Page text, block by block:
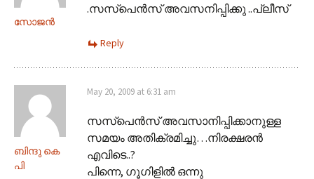
സോജന്‍
.സസ്പെന്‍സ് അവസനിപ്പിക്കു‌ ..പ്ലീസ്
Reply
ബിന്ദു കെ
പി
May 20, 2009 at 6:31 am
സസ്പെൻസ് അവസാനിപ്പിക്കാനുള്ള
സമയം അതിക്രമിച്ചു…നിരക്ഷരൻ
എവിടെ..?
പിന്നെ, ഗൂഗിളിൽ ഒന്നു